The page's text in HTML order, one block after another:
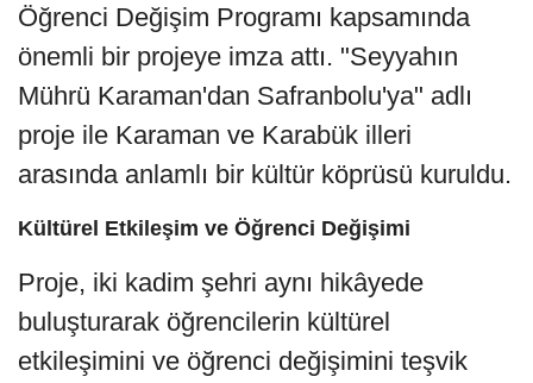
Öğrenci Değişim Programı kapsamında
önemli bir projeye imza attı. "Seyyahın
Mührü Karaman'dan Safranbolu'ya" adlı
proje ile Karaman ve Karabük illeri
arasında anlamlı bir kültür köprüsü kuruldu.
Kültürel Etkileşim ve Öğrenci Değişimi
Proje, iki kadim şehri aynı hikâyede
buluşturarak öğrencilerin kültürel
etkileşimini ve öğrenci değişimini teşvik